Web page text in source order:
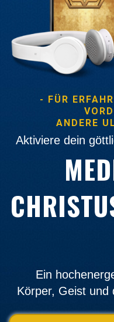
- FÜR
ANDERE
Aktiviere dein
Ein
Körper, Geist und